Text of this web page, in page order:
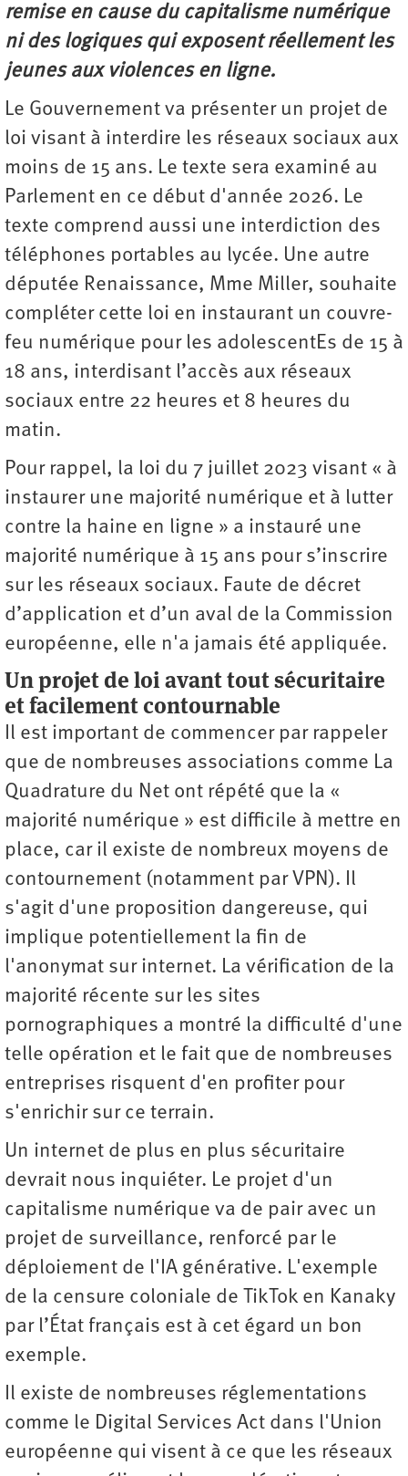
remise en cause du capitalisme numérique
ni des logiques qui exposent réellement les
jeunes aux violences en ligne.
Le Gouvernement va présenter un projet de
loi visant à interdire les réseaux sociaux aux
moins de 15 ans. Le texte sera examiné au
Parlement en ce début d'année 2026. Le
texte comprend aussi une interdiction des
téléphones portables au lycée. Une autre
députée Renaissance, Mme Miller, souhaite
compléter cette loi en instaurant un couvre-
feu numérique pour les adolescentEs de 15 à
18 ans, interdisant l’accès aux réseaux
sociaux entre 22 heures et 8 heures du
matin.
Pour rappel, la loi du 7 juillet 2023 visant « à
instaurer une majorité numérique et à lutter
contre la haine en ligne » a instauré une
majorité numérique à 15 ans pour s’inscrire
sur les réseaux sociaux. Faute de décret
d’application et d’un aval de la Commission
européenne, elle n'a jamais été appliquée.
Un projet de loi avant tout sécuritaire
et facilement contournable
Il est important de commencer par rappeler
que de nombreuses associations comme La
Quadrature du Net ont répété que la «
majorité numérique » est difficile à mettre en
place, car il existe de nombreux moyens de
contournement (notamment par VPN). Il
s'agit d'une proposition dangereuse, qui
implique potentiellement la fin de
l'anonymat sur internet. La vérification de la
majorité récente sur les sites
pornographiques a montré la difficulté d'une
telle opération et le fait que de nombreuses
entreprises risquent d'en profiter pour
s'enrichir sur ce terrain.
Un internet de plus en plus sécuritaire
devrait nous inquiéter. Le projet d'un
capitalisme numérique va de pair avec un
projet de surveillance, renforcé par le
déploiement de l'IA générative. L'exemple
de la censure coloniale de TikTok en Kanaky
par l’État français est à cet égard un bon
exemple.
Il existe de nombreuses réglementations
comme le Digital Services Act dans l'Union
européenne qui visent à ce que les réseaux